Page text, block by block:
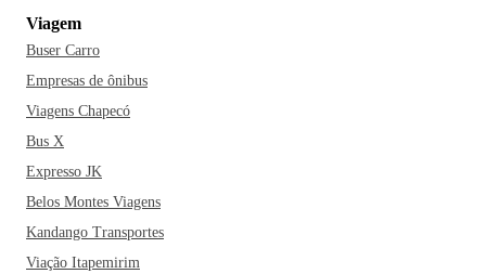
Viagem
Buser Carro
Empresas de ônibus
Viagens Chapecó
Bus X
Expresso JK
Belos Montes Viagens
Kandango Transportes
Viação Itapemirim